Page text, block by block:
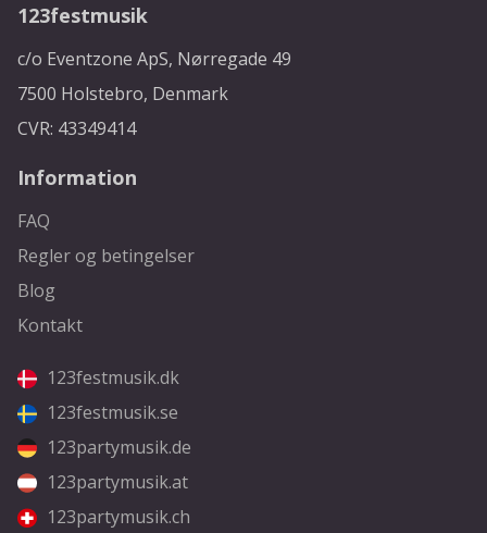
123festmusik
c/o Eventzone ApS, Nørregade 49
7500 Holstebro, Denmark
CVR: 43349414
Information
FAQ
Regler og betingelser
Blog
Kontakt
123festmusik.dk
123festmusik.se
123partymusik.de
123partymusik.at
123partymusik.ch